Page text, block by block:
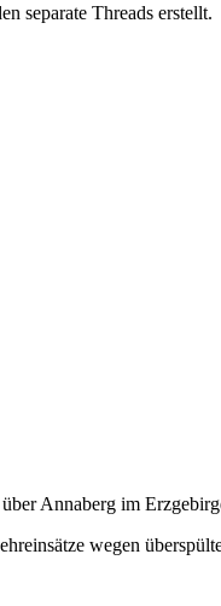
separate Threads erstellt.
Annaberg im
wegen